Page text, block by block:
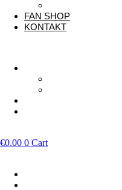
FAN SHOP
KONTAKT
€0.00 0 Cart